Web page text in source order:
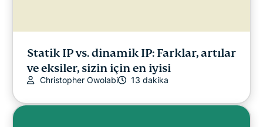
Statik IP vs. dinamik IP: Farklar, artılar
ve eksiler, sizin için en iyisi
Christopher Owolabi 13 dakika